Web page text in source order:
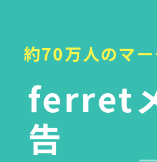
約70万人のマ
ferret
告